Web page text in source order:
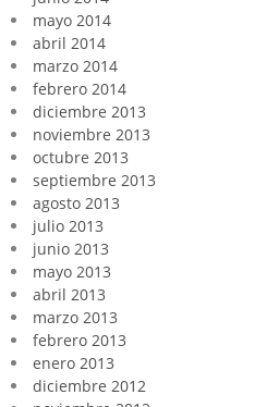
mayo 2014
abril 2014
marzo 2014
febrero 2014
diciembre 2013
noviembre 2013
octubre 2013
septiembre 2013
agosto 2013
julio 2013
junio 2013
mayo 2013
abril 2013
marzo 2013
febrero 2013
enero 2013
diciembre 2012